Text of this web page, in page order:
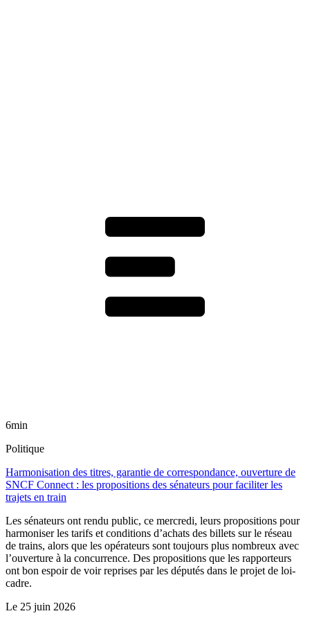
6min
Politique
Harmonisation des titres, garantie de correspondance, ouverture de
SNCF Connect : les propositions des sénateurs pour faciliter les
trajets en train
Les sénateurs ont rendu public, ce mercredi, leurs propositions pour
harmoniser les tarifs et conditions d’achats des billets sur le réseau
de trains, alors que les opérateurs sont toujours plus nombreux avec
l’ouverture à la concurrence. Des propositions que les rapporteurs
ont bon espoir de voir reprises par les députés dans le projet de loi-
cadre.
Le 25 juin 2026